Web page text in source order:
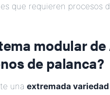
que requieren procesos
modular de
de palanca?
una extremada